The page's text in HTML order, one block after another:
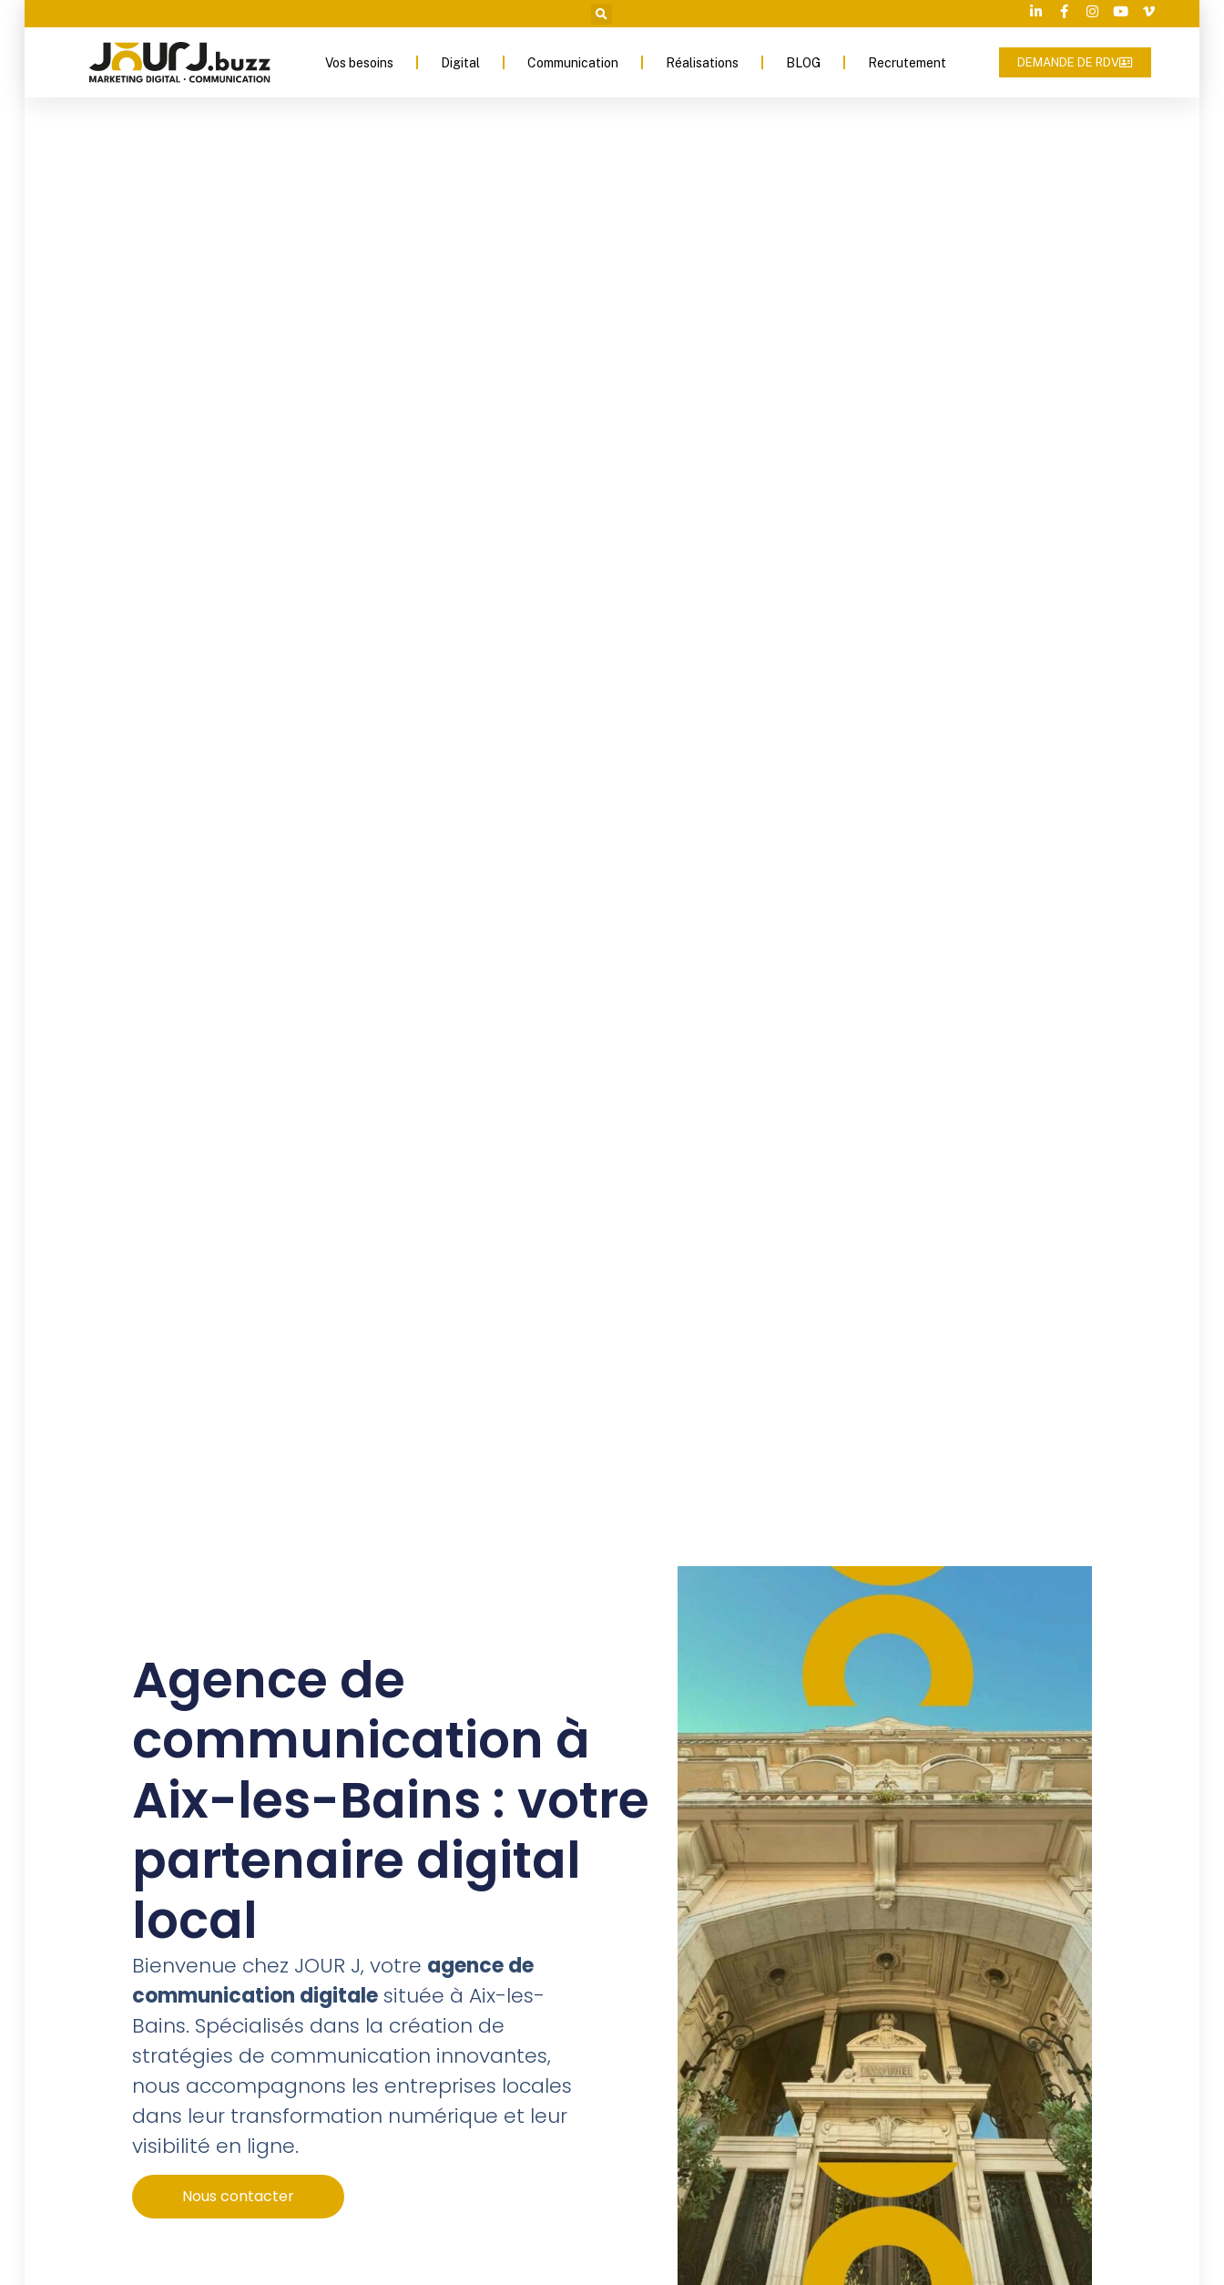
Vos besoins Digital Communication Réalisations BLOG Recrutement DEMANDE DE RDV
Agence de
communication à
Aix-les-Bains : votre
partenaire digital
local
Bienvenue chez JOUR J, votre agence de
communication digitalesituée à Aix-les-
Bains. Spécialisés dans la création de
stratégies de communication innovantes,
nous accompagnons les entreprises locales
dans leur transformation numérique et leur
visibilité en ligne.
Nous contacter